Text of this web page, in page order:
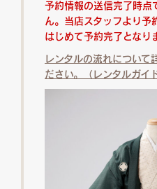
予約情報の送信完了時点
ん。当店スタッフより予
はじめて予約完了となり
レンタルの流れについて
ださい。（レンタルガイド